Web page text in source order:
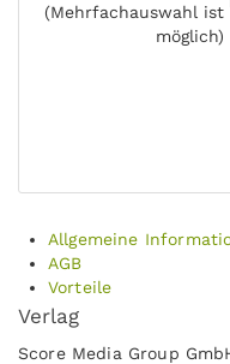
(Mehrfachauswahl ist
möglich)
Allgemeine
AGB
Vorteile
Verlag
Score Media Group